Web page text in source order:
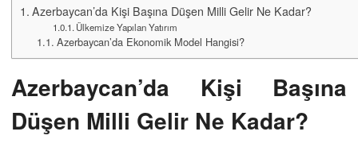
Azerbaycan’da Kişi Başına Düşen Milli Gelir Ne Kadar?
Ülkemize Yapılan Yatırım
Azerbaycan’da Ekonomik Model Hangisi?
Azerbaycan’da Kişi Başına
Düşen Milli Gelir Ne Kadar?